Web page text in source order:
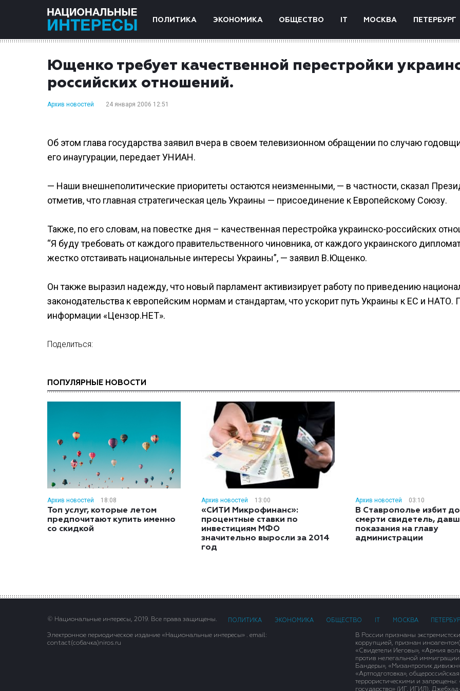
ПОЛИТИКА ЭКОНОМИКА ОБЩЕСТВО IT МОСКВА ПЕТЕРБУРГ
Ющенко требует качественной перестройки
российских отношений.
Архив новостей 24 января 2006 12:51
Об этом глава государства заявил вчера в своем телевизионном обращении по случаю
его инаугурации, передает УНИАН.
— Наши внешнеполитические приоритеты остаются неизменными, — в частности, сказал
отметив, что главная стратегическая цель Украины — присоединение к Европейскому Союзу.
Также, по его словам, на повестке дня – качественная перестройка украинско-российских
“Я буду требовать от каждого правительственного чиновника, от каждого украинского
жестко отстаивать национальные интересы Украины”, — заявил В.Ющенко.
Он также выразил надежду, что новый парламент активизирует работу по приведению
законодательства к европейским нормам и стандартам, что ускорит путь Украины к ЕС и НАТО.
информации «Цензор.НЕТ».
Поделиться:
ПОПУЛЯРНЫЕ НОВОСТИ
Архив новостей 18:08
Топ услуг, которые летом
предпочитают купить именно
со скидкой
Архив новостей 13:00
«СИТИ Микрофинанс»:
процентные ставки по
инвестициям МФО
значительно выросли за 2014
год
Архив новостей 03:10
В Ставрополье избит до
смерти свидетель,
показания на главу
администрации
© Национальные интересы, 2019. Все права защищены. ПОЛИТИКА ЭКОНОМИКА ОБЩЕСТВО МОСКВА
Электронное периодическое издание «Национальные интересы» . email:
contact(сoбaчка)niros.ru
В России признаны
коррупцией, признан
«Свидетели Иеговы», «Армия
против нелегальной
Бандеры», «Мизантропик
«Артподготовка»,
террористическими и
государство» (ИГ, ИГИЛ),